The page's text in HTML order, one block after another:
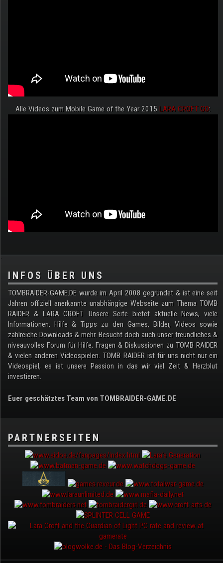
Alle Videos zum Mobile Game of the Year 2015 LARA CROFT GO:
.
INFOS ÜBER UNS
TOMBRAIDER-GAME.DE wurde im April 2008 gegründet & ist eine seit
Jahren offiziell anerkannte unabhängige Webseite zum Thema TOMB
RAIDER & LARA CROFT. Unsere Seite bietet aktuelle News, viele
Informationen, Hilfe & Tipps zu den Games, Bilder, Videos sowie
zahlreiche Downloads & mehr. Besucht doch auch unser freundliches &
niveauvolles Forum für Hilfe, Fragen & Diskussionen zu TOMB RAIDER
& vielen anderen Videospielen. TOMB RAIDER ist für uns nicht nur ein
Videospiel, es ist unsere Passion in das wir viel Zeit & Herzblut
investieren.
Euer geschätztes Team von TOMBRAIDER-GAME.DE
PARTNERSEITEN